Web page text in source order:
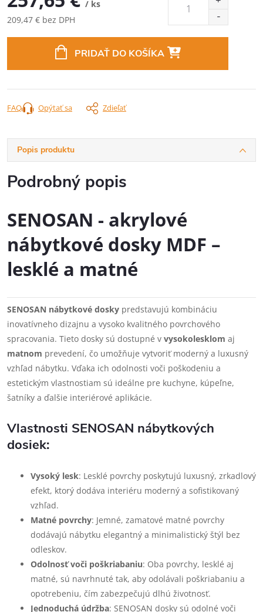
/ ks
209,47 € bez DPH
PRIDAŤ DO KOŠÍKA
Opýtať sa Zdieľať
FAQ
Popis produktu
Podrobný popis
SENOSAN - akrylové
nábytkové dosky MDF –
lesklé a matné
SENOSAN nábytkové dosky predstavujú kombináciu
inovatívneho dizajnu a vysoko kvalitného povrchového
spracovania. Tieto dosky sú dostupné v vysokolesklom aj
matnom prevedení, čo umožňuje vytvoriť moderný a luxusný
vzhľad nábytku. Vďaka ich odolnosti voči poškodeniu a
estetickým vlastnostiam sú ideálne pre kuchyne, kúpeľne,
šatníky a ďalšie interiérové aplikácie.
Vlastnosti SENOSAN nábytkových
dosiek:
Vysoký lesk: Lesklé povrchy poskytujú luxusný, zrkadlový
efekt, ktorý dodáva interiéru moderný a sofistikovaný
vzhľad.
Matné povrchy: Jemné, zamatové matné povrchy
dodávajú nábytku elegantný a minimalistický štýl bez
odleskov.
Odolnosť voči poškriabaniu: Oba povrchy, lesklé aj
matné, sú navrhnuté tak, aby odolávali poškriabaniu a
opotrebeniu, čím zabezpečujú dlhú životnosť.
Jednoduchá údržba: SENOSAN dosky sú odolné voči